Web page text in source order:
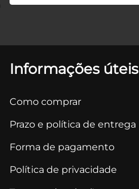
Informações úteis
Como comprar
Prazo e política de entrega
Forma de pagamento
Política de privacidade